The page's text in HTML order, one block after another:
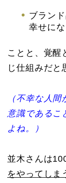
ブラン
幸せに
ことと、覚醒
じ仕組みだと
（不幸な人
意識であるこ
よね。）
並木さんは
をやってしま